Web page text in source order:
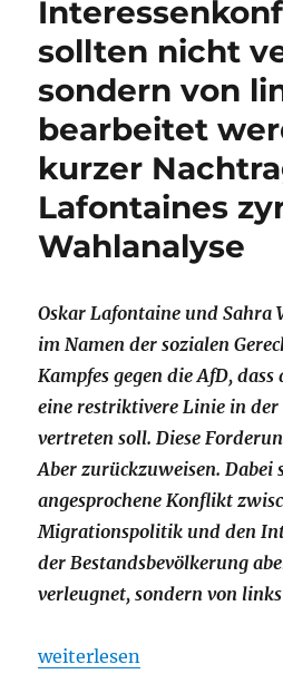
sollten nicht
sondern von
bearbeitet
kurzer
Lafontaines
Wahlanalyse
Oskar Lafontaine und Sahra
im Namen der sozialen
Kampfes gegen die AfD,
eine restriktivere Linie in
vertreten soll. Diese
Aber zurückzuweisen. Dabei
angesprochene Konflikt
Migrationspolitik und den
der Bestandsbevölkerung
verleugnet, sondern von
„Interessenkonflikte
weiterlesen